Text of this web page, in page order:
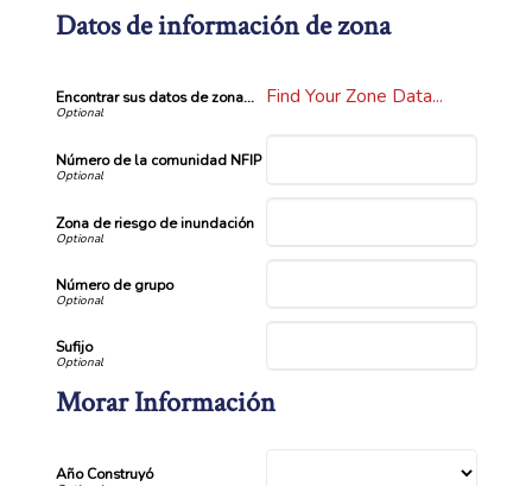
Datos de información de zona
Encontrar sus datos de zona... Find Your Zone Data...
Número de la comunidad NFIP
Zona de riesgo de inundación
Número de grupo
Sufijo
Morar Información
Año Construyó